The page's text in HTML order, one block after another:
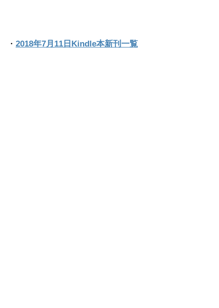
・ 2018年7月11日Kindle本新刊一覧